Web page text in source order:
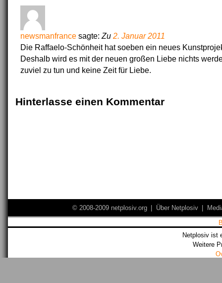
newsmanfrance sagte: Zu 2. Januar 2011
Die Raffaelo-Schönheit hat soeben ein neues
Deshalb wird es mit der neuen großen Liebe nichts
zuviel zu tun und keine Zeit für Liebe.
Hinterlasse einen Kommentar
© 2008-2009 netplosiv.org Über Netplosiv
Netplosiv ist
Weitere